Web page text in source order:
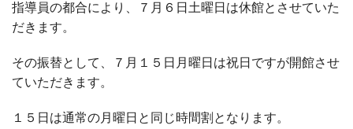
指導員の都合により、７月６日土曜日は休館とさせていた
だきます。
その振替として、７月１５日月曜日は祝日ですが開館させ
ていただきます。
１５日は通常の月曜日と同じ時間割となります。